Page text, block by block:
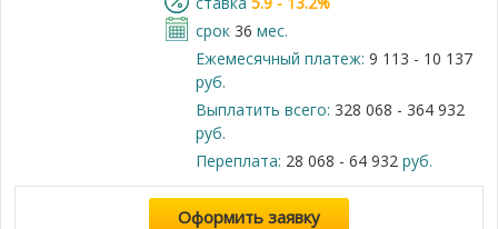
срок 36 мес.
Ежемесячный платеж: 9 113 - 10 137
руб.
Выплатить всего: 328 068 - 364 932
руб.
Переплата: 28 068 - 64 932руб.
Оформить заявку